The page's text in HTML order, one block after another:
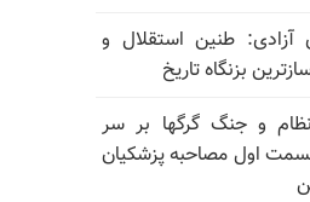
آزادی: طنین استقلال و
بزنگاه تاریخ
نظام و جنگ گرگها بر سر
قسمت اول مصاحبه پزشکیان